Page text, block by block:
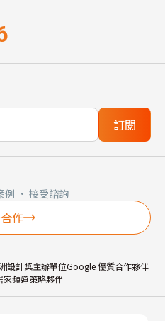
訂閱
例 · 接受諮詢
作
設計獎主辦單位Google 優質合作夥伴
家頻道策略夥伴